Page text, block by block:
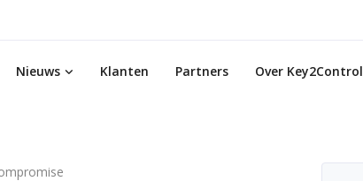
Nieuws Klanten Partners Over Key2Control